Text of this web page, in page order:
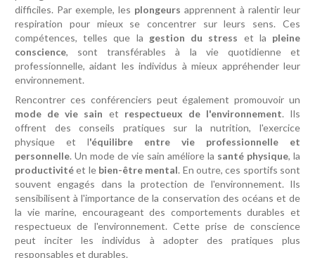
difficiles. Par exemple, les plongeurs apprennent à ralentir leur
respiration pour mieux se concentrer sur leurs sens. Ces
compétences, telles que la gestion du stress et la pleine
conscience, sont transférables à la vie quotidienne et
professionnelle, aidant les individus à mieux appréhender leur
environnement.
Rencontrer ces conférenciers peut également promouvoir un
mode de vie sain et respectueux de l'environnement. Ils
offrent des conseils pratiques sur la nutrition, l'exercice
physique et l'équilibre entre vie professionnelle et
personnelle. Un mode de vie sain améliore la santé physique, la
productivitéet le bien-être mental. En outre, ces sportifs sont
souvent engagés dans la protection de l'environnement. Ils
sensibilisent à l'importance de la conservation des océans et de
la vie marine, encourageant des comportements durables et
respectueux de l'environnement. Cette prise de conscience
peut inciter les individus à adopter des pratiques plus
responsables et durables.